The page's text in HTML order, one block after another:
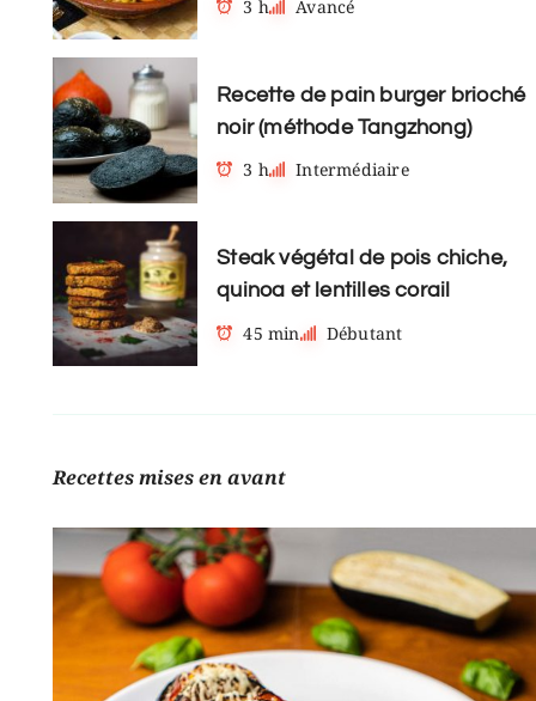
3 h
Avancé
Recette de pain burger brioché
noir (méthode Tangzhong)
3 h
Intermédiaire
Steak végétal de pois chiche,
quinoa et lentilles corail
45 min
Débutant
Recettes mises en avant